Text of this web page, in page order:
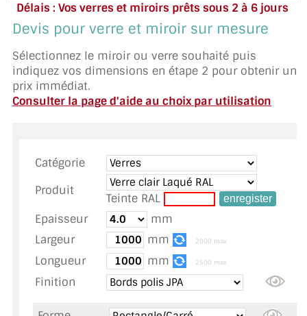
NOUS CONTACTER
DEMANDE DE DEVIS
SUIVI DE DEVIS
TOUS LES TARIFS AU M2
GUIDE : CHOIX PAR UTILISATION
INSPIRATIONS ET NOUVEAUTÉS
AMBIANCE LAITON BROSSÉ
MIROIRS VIEILLIS AMBIANCE BRASSERIE
Délais : Vos verres et miroirs prêts sous 2 à 6 jours
en moyenne
Besoin d'aide ?
Appelez ou envoyez un SMS au 06 79 92 33 38
Devis pour verre et miroir sur mesure
Sélectionnez le miroir ou verre souhaité puis
indiquez vos dimensions en étape 2 pour obtenir un
prix immédiat.
Consulter la page d'aide au choix par utilisation
Catégorie
Produit
Teinte RAL
Epaisseur
mm
Largeur
mm 2000 max
Longueur mm 2500 max
Finition